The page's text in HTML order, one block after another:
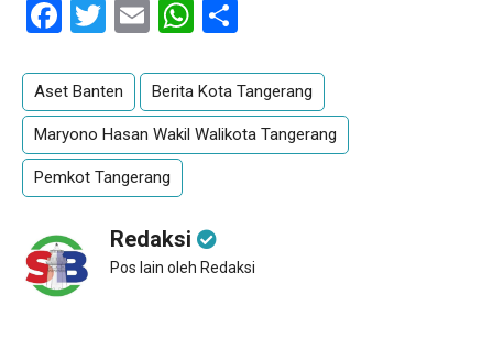
Facebook
Twitter
EmailWhatsApp
Aset Banten Berita Kota Tangerang
Maryono Hasan Wakil Walikota Tangerang
Pemkot Tangerang
Redaksi
Pos lain oleh Redaksi